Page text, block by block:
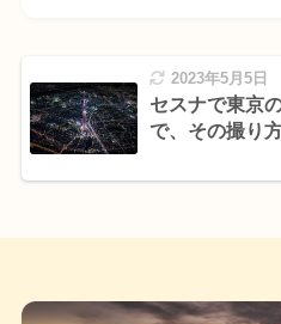
2023年5月5日
セスナで東京
で、その撮り